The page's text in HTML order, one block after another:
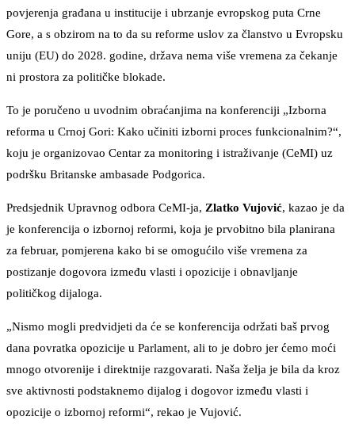
povjerenja građana u institucije i ubrzanje evropskog puta Crne
Gore, a s obzirom na to da su reforme uslov za članstvo u Evropsku
uniju (EU) do 2028. godine, država nema više vremena za čekanje
ni prostora za političke blokade.
To je poručeno u uvodnim obraćanjima na konferenciji „Izborna
reforma u Crnoj Gori: Kako učiniti izborni proces funkcionalnim?“,
koju je organizovao Centar za monitoring i istraživanje (CeMI) uz
podršku Britanske ambasade Podgorica.
Predsjednik Upravnog odbora CeMI-ja, Zlatko Vujović, kazao je da
je konferencija o izbornoj reformi, koja je prvobitno bila planirana
za februar, pomjerena kako bi se omogućilo više vremena za
postizanje dogovora između vlasti i opozicije i obnavljanje
političkog dijaloga.
„Nismo mogli predvidjeti da će se konferencija održati baš prvog
dana povratka opozicije u Parlament, ali to je dobro jer ćemo moći
mnogo otvorenije i direktnije razgovarati. Naša želja je bila da kroz
sve aktivnosti podstaknemo dijalog i dogovor između vlasti i
opozicije o izbornoj reformi“, rekao je Vujović.